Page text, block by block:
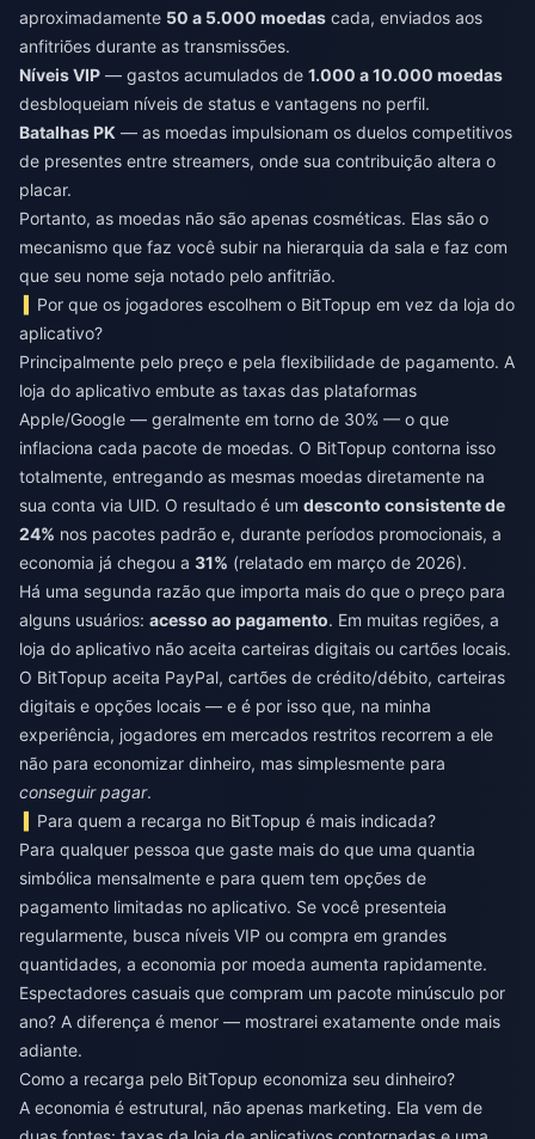
aproximadamente 50 a 5.000 moedas cada, enviados aos
anfitriões durante as transmissões.
Níveis VIP — gastos acumulados de 1.000 a 10.000 moedas
desbloqueiam níveis de status e vantagens no perfil.
Batalhas PK — as moedas impulsionam os duelos competitivos
de presentes entre streamers, onde sua contribuição altera o
placar.
Portanto, as moedas não são apenas cosméticas. Elas são o
mecanismo que faz você subir na hierarquia da sala e faz com
que seu nome seja notado pelo anfitrião.
Por que os jogadores escolhem o BitTopup em vez da loja do
aplicativo?
Principalmente pelo preço e pela flexibilidade de pagamento. A
loja do aplicativo embute as taxas das plataformas
Apple/Google — geralmente em torno de 30% — o que
inflaciona cada pacote de moedas. O BitTopup contorna isso
totalmente, entregando as mesmas moedas diretamente na
sua conta via UID. O resultado é um desconto consistente de
24% nos pacotes padrão e, durante períodos promocionais, a
economia já chegou a 31% (relatado em março de 2026).
Há uma segunda razão que importa mais do que o preço para
alguns usuários: acesso ao pagamento. Em muitas regiões, a
loja do aplicativo não aceita carteiras digitais ou cartões locais.
O BitTopup aceita PayPal, cartões de crédito/débito, carteiras
digitais e opções locais — e é por isso que, na minha
experiência, jogadores em mercados restritos recorrem a ele
não para economizar dinheiro, mas simplesmente para
conseguir pagar.
Para quem a recarga no BitTopup é mais indicada?
Para qualquer pessoa que gaste mais do que uma quantia
simbólica mensalmente e para quem tem opções de
pagamento limitadas no aplicativo. Se você presenteia
regularmente, busca níveis VIP ou compra em grandes
quantidades, a economia por moeda aumenta rapidamente.
Espectadores casuais que compram um pacote minúsculo por
ano? A diferença é menor — mostrarei exatamente onde mais
adiante.
Como a recarga pelo BitTopup economiza seu dinheiro?
A economia é estrutural, não apenas marketing. Ela vem de